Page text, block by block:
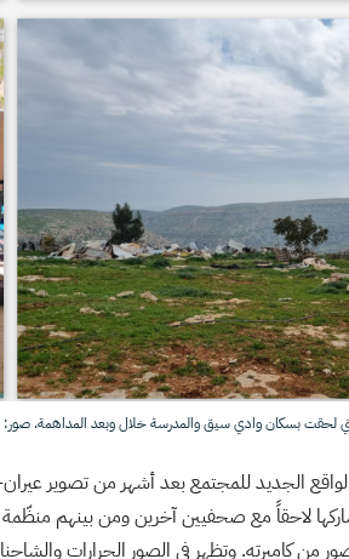
لحقت بسكان وادي سيق والمدرسة خلال وبعد المداهمة.
الجديد للمجتمع بعد أشهر من تصوير
لاحقاً مع صحفيين آخرين ومن بينهم منظّمة
من كاميرته. وتظهر في الصور الجرارات